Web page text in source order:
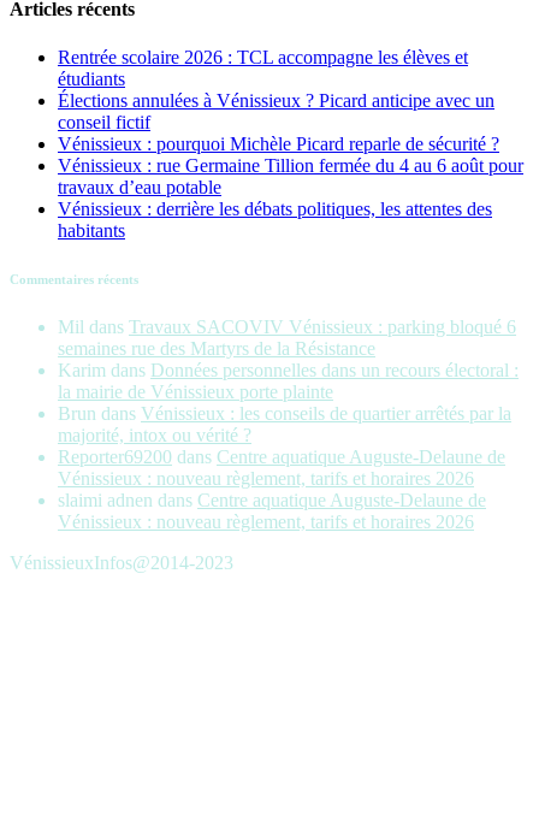
Articles récents
Rentrée scolaire 2026 : TCL accompagne les élèves et
étudiants
Élections annulées à Vénissieux ? Picard anticipe avec un
conseil fictif
Vénissieux : pourquoi Michèle Picard reparle de sécurité ?
Vénissieux : rue Germaine Tillion fermée du 4 au 6 août pour
travaux d’eau potable
Vénissieux : derrière les débats politiques, les attentes des
habitants
Commentaires récents
Mil dans Travaux SACOVIV Vénissieux : parking bloqué 6
semaines rue des Martyrs de la Résistance
Karim dans Données personnelles dans un recours électoral :
la mairie de Vénissieux porte plainte
Brun dans Vénissieux : les conseils de quartier arrêtés par la
majorité, intox ou vérité ?
Reporter69200 dans Centre aquatique Auguste-Delaune de
Vénissieux : nouveau règlement, tarifs et horaires 2026
slaimi adnen dans Centre aquatique Auguste-Delaune de
Vénissieux : nouveau règlement, tarifs et horaires 2026
VénissieuxInfos@2014-2023